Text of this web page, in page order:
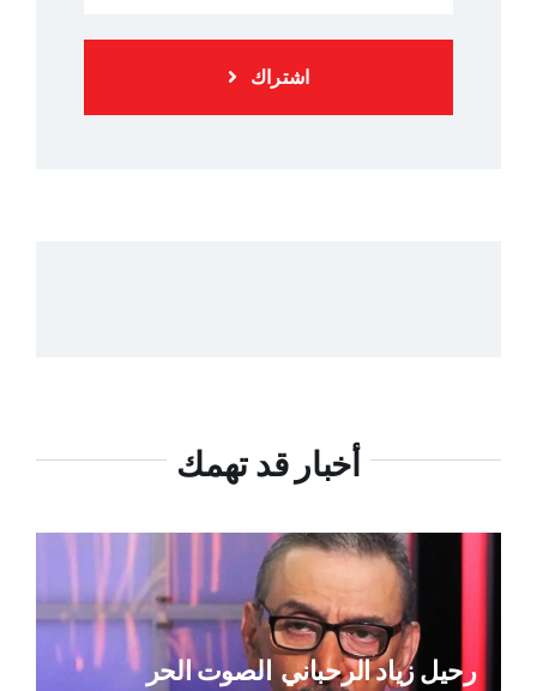
اشتراك
أخبار قد تهمك
رحيل زياد الرحباني ‏ الصوت الحر